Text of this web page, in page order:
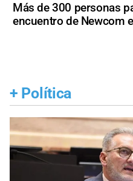
Más de 300 personas
encuentro de Newcom
+ Política